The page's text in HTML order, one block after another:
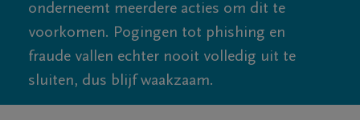
onderneemt meerdere acties om dit te
voorkomen. Pogingen tot phishing en
fraude vallen echter nooit volledig uit te
sluiten, dus blijf waakzaam.